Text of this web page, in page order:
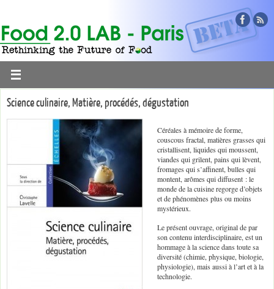
Science culinaire, Matière, procédés, dégustation
Céréales à mémoire de forme,
couscous fractal, matières grasses qui
cristallisent, liquides qui moussent,
viandes qui grilent, pains qui lèvent,
fromages qui s’affinent, bulles qui
montent, arômes qui diffusent : le
monde de la cuisine regorge d’objets
et de phénomènes plus ou moins
mystérieux.
Le présent ouvrage, original de par
son contenu interdisciplinaire, est un
hommage à la science dans toute sa
diversité (chimie, physique, biologie,
physiologie), mais aussi à l’art et à la
technologie.